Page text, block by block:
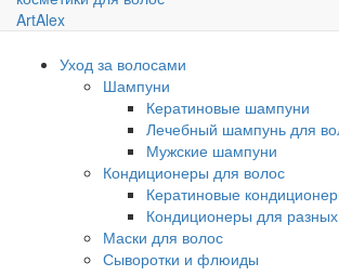
Уход за волосами
Шампуни
Кератиновые шампуни
Лечебный шампунь для
Мужские шампуни
Кондиционеры для волос
Кератиновые
Кондиционеры для
Маски для волос
Сыворотки и флюиды